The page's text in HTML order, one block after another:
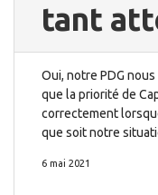
tant
Oui, notre PDG
que la priorité de
correctement
que soit notre
6 mai 2021